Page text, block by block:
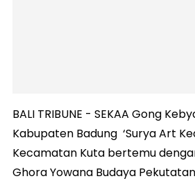
BALI TRIBUNE - SEKAA Gong
Kabupaten Badung ‘Surya Art
Kecamatan Kuta bertemu
Ghora Yowana Budaya